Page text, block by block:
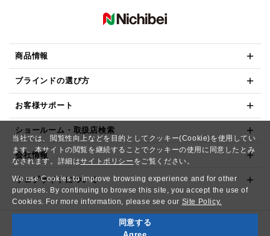
当社では、閲覧性向上などを目的としてクッキー(Cookie)を使用してい
ます。本サイトの閲覧を継続することでクッキーの使用に同意したとみ
なされます。詳細はサイトポリシー をご覧ください。
We use Cookies to improve browsing experience and for other
purposes. By continuing to browse this site, you accept the use of
Cookies. For more information, please see our Site Policy.
同意する
商品情報
ブラインドの選び方
お客様サポート
ショールーム・取扱店検索
会社情報
ウェブサイトについて
Copyright© NICHIBEI CO.,LTD. All Rights Reserved.